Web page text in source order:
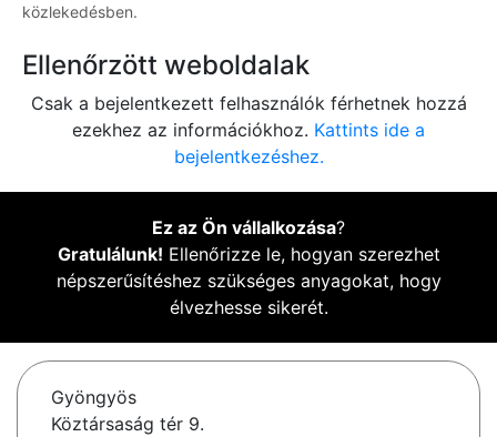
közlekedésben.
Ellenőrzött weboldalak
Csak a bejelentkezett felhasználók férhetnek hozzá
ezekhez az információkhoz. Kattints ide a
bejelentkezéshez.
Ez az Ön vállalkozása?
Gratulálunk! Ellenőrizze le, hogyan szerezhet
népszerűsítéshez szükséges anyagokat, hogy
élvezhesse sikerét.
Gyöngyös
Köztársaság tér 9.